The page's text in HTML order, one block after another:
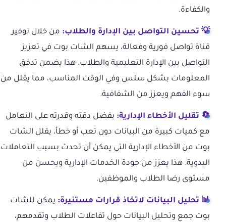
والكفاءة.
💡 تحسين التواصل بين الإدارة والطلاب: من خلال توفير
قناة تواصل فورية وفعالة، يسهم الشات بوت في تعزيز
التواصل بين الإدارة التعليمية والطلاب. هذا يضمن تدفق
المعلومات بشكل سلس وفي الوقت المناسب، مما يقلل من
سوء الفهم ويعزز من الشفافية.
🔄 تقليل الأخطاء الإدارية: بفضل دقته وقدرته على التعامل
مع كميات كبيرة من البيانات دون تعب أو خطأ، يقلل الشات
بوت من الأخطاء الإدارية التي يمكن أن تحدث بسبب التعاملات
اليدوية. هذا يعزز من جودة الخدمات الإدارية ويحسن من
مستوى رضا الطلاب والموظفين.
📊 تحليل البيانات لاتخاذ قرارات مستنيرة: يمكن للشات
بوت جمع وتحليل البيانات حول تفاعلات الطلاب وتقدمهم،